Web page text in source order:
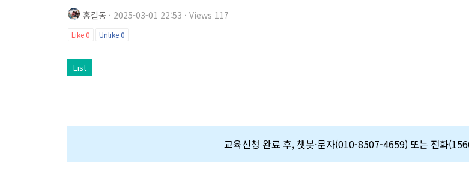
홍길동 · 2025-03-01 22:53 · Views 117
Like 0 Unlike0
List
교육신청 완료 후, 챗봇·문자(010-8507-4659) 또는 전화